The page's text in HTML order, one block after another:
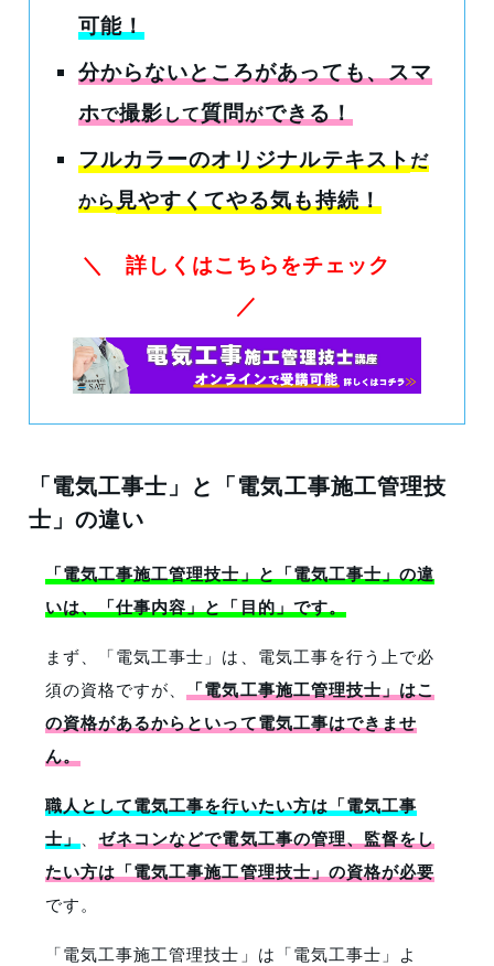
可能！
分からないところがあっても、スマ
ホで撮影して質問ができる！
フルカラーのオリジナルテキストだ
から見やすくてやる気も持続！
＼ 詳しくはこちらをチェック
／
「電気工事士」と「電気工事施工管理技
士」の違い
「電気工事施工管理技士」と「電気工事士」の違
いは、「仕事内容」と「目的」です。
まず、「電気工事士」は、電気工事を行う上で必
須の資格ですが、 「電気工事施工管理技士」はこ
の資格があるからといって電気工事はできませ
ん。
職人として電気工事を行いたい方は「電気工事
士」 、ゼネコンなどで電気工事の管理、監督をし
たい方は「電気工事施工管理技士」の資格が必要
です。
「電気工事施工管理技士」は「電気工事士」よ